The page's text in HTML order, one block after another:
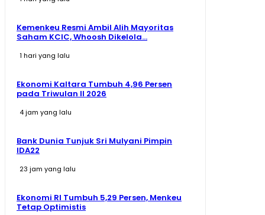
Kemenkeu Resmi Ambil Alih Mayoritas
Saham KCIC, Whoosh Dikelola...
1 hari yang lalu
Ekonomi Kaltara Tumbuh 4,96 Persen
pada Triwulan II 2026
4 jam yang lalu
Bank Dunia Tunjuk Sri Mulyani Pimpin
IDA22
23 jam yang lalu
Ekonomi RI Tumbuh 5,29 Persen, Menkeu
Tetap Optimistis